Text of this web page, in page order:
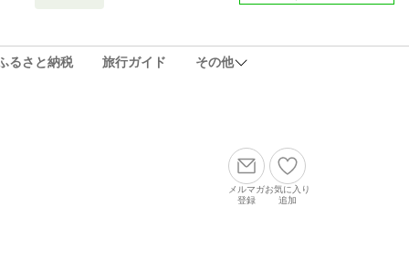
るさと納税 旅行ガイド その他
メルマガ
登録
お気に入り
追加